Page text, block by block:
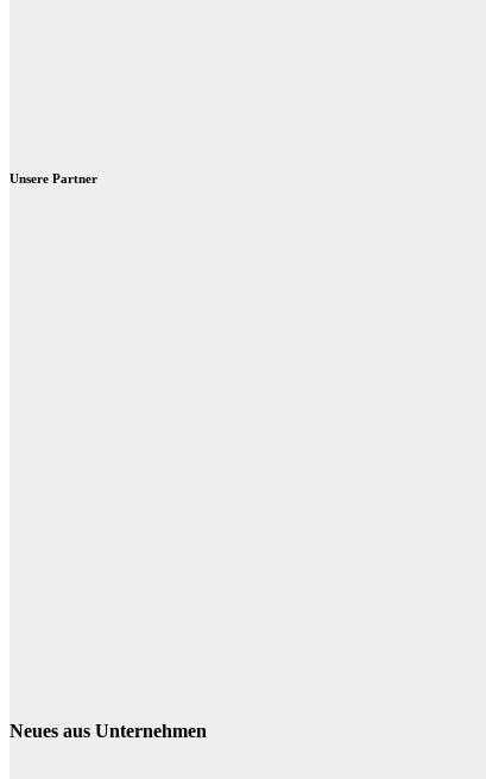
Unsere Partner
Neues aus Unternehmen